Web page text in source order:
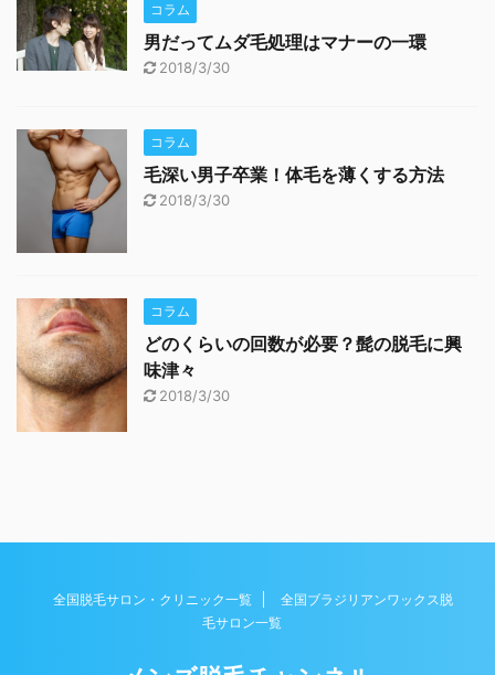
コラム
男だってムダ毛処理はマナーの一環
2018/3/30
コラム
毛深い男子卒業！体毛を薄くする方法
2018/3/30
コラム
どのくらいの回数が必要？髭の脱毛に興
味津々
2018/3/30
全国脱毛サロン・クリニック一覧
全国ブラジリアンワックス脱
毛サロン一覧